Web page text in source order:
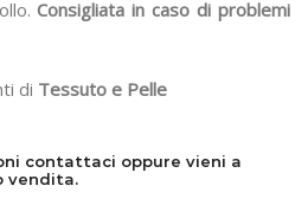
Consigliata in caso di problemi
di Tessuto e Pelle
contattaci oppure vieni a
vendita.